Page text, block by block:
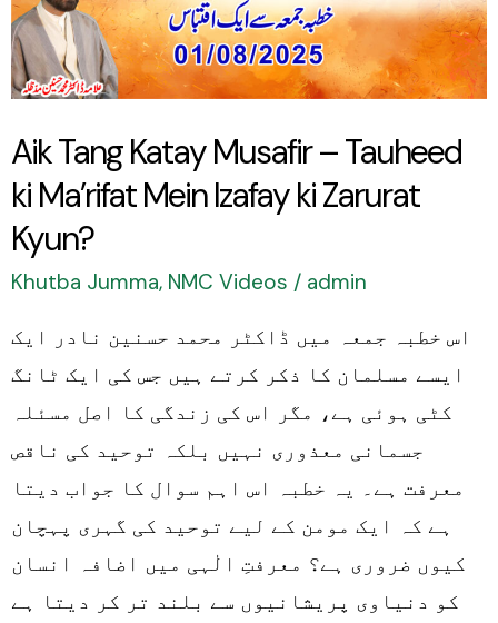
Aik Tang Katay Musafir – Tauheed
ki Ma’rifat Mein Izafay ki Zarurat
Kyun?
Khutba Jumma, NMC Videos / admin
اس خطبہ جمعہ میں ڈاکٹر محمد حسنین نادر ایک
ایسے مسلمان کا ذکر کرتے ہیں جس کی ایک ٹانگ
کٹی ہوئی ہے، مگر اس کی زندگی کا اصل مسئلہ
جسمانی معذوری نہیں بلکہ توحید کی ناقص
معرفت ہے۔ یہ خطبہ اس اہم سوال کا جواب دیتا
ہے کہ ایک مومن کے لیے توحید کی گہری پہچان
کیوں ضروری ہے؟ معرفتِ الٰہی میں اضافہ انسان
کو دنیاوی پریشانیوں سے بلند تر کر دیتا ہے
Tauheed
ki
Mein
Izafay
ki
Zarurat